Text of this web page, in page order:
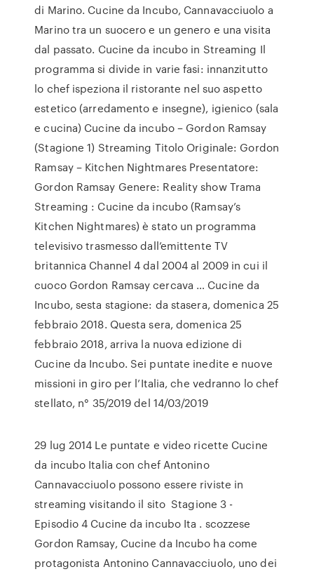
di Marino. Cucine da Incubo, Cannavacciuolo a
Marino tra un suocero e un genero e una visita
dal passato. Cucine da incubo in Streaming Il
programma si divide in varie fasi: innanzitutto
lo chef ispeziona il ristorante nel suo aspetto
estetico (arredamento e insegne), igienico (sala
e cucina) Cucine da incubo – Gordon Ramsay
(Stagione 1) Streaming Titolo Originale: Gordon
Ramsay – Kitchen Nightmares Presentatore:
Gordon Ramsay Genere: Reality show Trama
Streaming : Cucine da incubo (Ramsay’s
Kitchen Nightmares) è stato un programma
televisivo trasmesso dall’emittente TV
britannica Channel 4 dal 2004 al 2009 in cui il
cuoco Gordon Ramsay cercava … Cucine da
Incubo, sesta stagione: da stasera, domenica 25
febbraio 2018. Questa sera, domenica 25
febbraio 2018, arriva la nuova edizione di
Cucine da Incubo. Sei puntate inedite e nuove
missioni in giro per l’Italia, che vedranno lo chef
stellato, n° 35/2019 del 14/03/2019
29 lug 2014 Le puntate e video ricette Cucine
da incubo Italia con chef Antonino
Cannavacciuolo possono essere riviste in
streaming visitando il sito Stagione 3 -
Episodio 4 Cucine da incubo Ita . scozzese
Gordon Ramsay, Cucine da Incubo ha come
protagonista Antonino Cannavacciuolo, uno dei